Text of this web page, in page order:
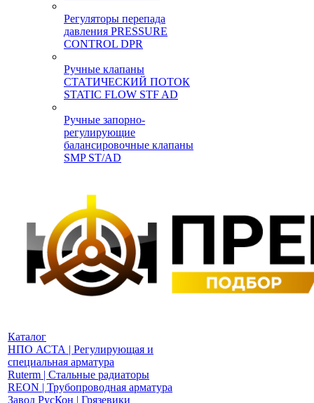
Регуляторы перепада
давления PRESSURE
CONTROL DPR
Ручные клапаны
СТАТИЧЕСКИЙ ПОТОК
STATIC FLOW STF AD
Ручные запорно-
регулирующие
балансировочные клапаны
SMP ST/AD
Каталог
НПО АСТА | Регулирующая и
специальная арматура
Ruterm | Стальные радиаторы
REON | Трубопроводная арматура
Завод РусКон | Грязевики